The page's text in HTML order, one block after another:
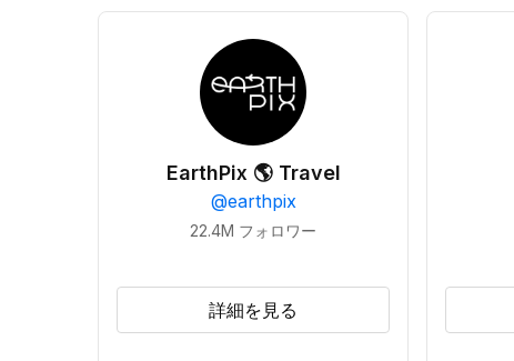
EarthPix 🌎 Travel
@earthpix
22.4M フォロワー
詳細を見る